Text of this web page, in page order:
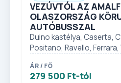
VEZÚVTÓL AZ
OLASZORSZÁG
AUTÓBUSSZAL
Duino kastélya, Caserta,
Positano, Ravello, Ferrara,
ÁR / FŐ
279 500 Ft-tól